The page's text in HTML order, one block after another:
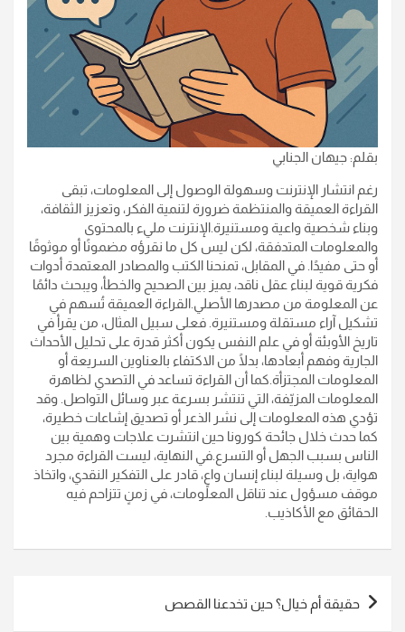
بقلم: جيهان الجنابي
رغم انتشار الإنترنت وسهولة الوصول إلى المعلومات، تبقى
القراءة العميقة والمنتظمة ضرورة لتنمية الفكر، وتعزيز الثقافة،
وبناء شخصية واعية ومستنيرة.الإنترنت مليء بالمحتوى
والمعلومات المتدفقة، لكن ليس كل ما نقرؤه مضمونًا أو موثوقًا
أو حتى مفيدًا. في المقابل، تمنحنا الكتب والمصادر المعتمدة أدوات
فكرية قوية لبناء عقل ناقد، يميز بين الصحيح والخطأ، ويبحث دائمًا
عن المعلومة من مصدرها الأصلي.القراءة العميقة تُسهم في
تشكيل آراء مستقلة ومستنيرة. فعلى سبيل المثال، من يقرأ في
تاريخ الأوبئة أو في علم النفس يكون أكثر قدرة على تحليل الأحداث
الجارية وفهم أبعادها، بدلًا من الاكتفاء بالعناوين السريعة أو
المعلومات المجتزأة.كما أن القراءة تساعد في التصدي لظاهرة
المعلومات المزيّفة، التي تنتشر بسرعة عبر وسائل التواصل. وقد
تؤدي هذه المعلومات إلى نشر الذعر أو تصديق إشاعات خطيرة،
كما حدث خلال جائحة كورونا حين انتشرت علاجات وهمية بين
الناس بسبب الجهل أو التسرع.في النهاية، ليست القراءة مجرد
هواية، بل وسيلة لبناء إنسان واعٍ، قادر على التفكير النقدي، واتخاذ
موقف مسؤول عند تناقل المعلومات، في زمنٍ تتزاحم فيه
الحقائق مع الأكاذيب.
تصفّح
المقالات
حقيقة أم خيال؟ حين تخدعنا القصص